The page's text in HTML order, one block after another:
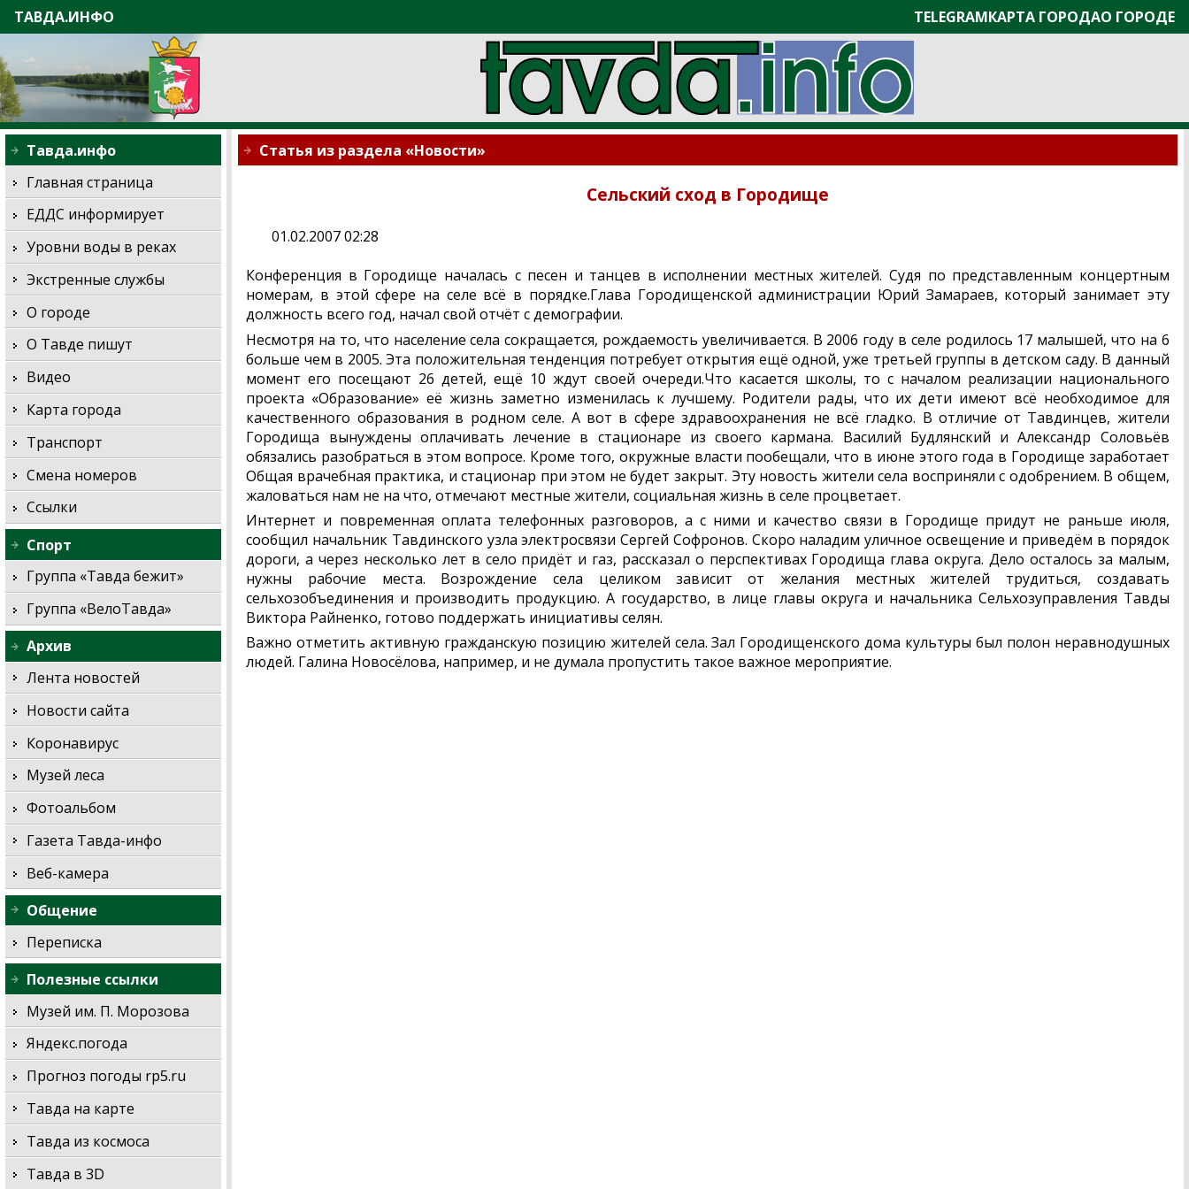
ТАВДА.ИНФО TELEGRAMКАРТА ГОРОДАО ГОРОДЕ
Статья из раздела «Новости»
Сельский сход в Городище
01.02.2007 02:28
Конференция в Городище началась с песен и танцев в исполнении местных жителей. Судя по представленным концертным
номерам, в этой сфере на селе всё в порядке.Глава Городищенской администрации Юрий Замараев, который занимает эту
должность всего год, начал свой отчёт с демографии.
Несмотря на то, что население села сокращается, рождаемость увеличивается. В 2006 году в селе родилось 17 малышей, что на 6
больше чем в 2005. Эта положительная тенденция потребует открытия ещё одной, уже третьей группы в детском саду. В данный
момент его посещают 26 детей, ещё 10 ждут своей очереди.Что касается школы, то с началом реализации национального
проекта «Образование» её жизнь заметно изменилась к лучшему. Родители рады, что их дети имеют всё необходимое для
качественного образования в родном селе. А вот в сфере здравоохранения не всё гладко. В отличие от Тавдинцев, жители
Городища вынуждены оплачивать лечение в стационаре из своего кармана. Василий Будлянский и Александр Соловьёв
обязались разобраться в этом вопросе. Кроме того, окружные власти пообещали, что в июне этого года в Городище заработает
Общая врачебная практика, и стационар при этом не будет закрыт. Эту новость жители села восприняли с одобрением. В общем,
жаловаться нам не на что, отмечают местные жители, социальная жизнь в селе процветает.
Интернет и повременная оплата телефонных разговоров, а с ними и качество связи в Городище придут не раньше июля,
сообщил начальник Тавдинского узла электросвязи Сергей Софронов. Скоро наладим уличное освещение и приведём в порядок
дороги, а через несколько лет в село придёт и газ, рассказал о перспективах Городища глава округа. Дело осталось за малым,
нужны рабочие места. Возрождение села целиком зависит от желания местных жителей трудиться, создавать
сельхозобъединения и производить продукцию. А государство, в лице главы округа и начальника Сельхозуправления Тавды
Виктора Райненко, готово поддержать инициативы селян.
Важно отметить активную гражданскую позицию жителей села. Зал Городищенского дома культуры был полон неравнодушных
людей. Галина Новосёлова, например, и не думала пропустить такое важное мероприятие.
Тавда.инфо
Главная страница
ЕДДС информирует
Уровни воды в реках
Экстренные службы
О городе
О Тавде пишут
Видео
Карта города
Транспорт
Смена номеров
Ссылки
Спорт
Группа «Тавда бежит»
Группа «ВелоТавда»
Архив
Лента новостей
Новости сайта
Коронавирус
Музей леса
Фотоальбом
Газета Тавда-инфо
Веб-камера
Общение
Переписка
Полезные ссылки
Музей им. П. Морозова
Яндекс.погода
Прогноз погоды rp5.ru
Тавда на карте
Тавда из космоса
Тавда в 3D